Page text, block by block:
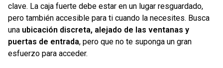
clave. La caja fuerte debe estar en un lugar resguardado,
pero también accesible para ti cuando la necesites. Busca
una ubicación discreta, alejado de las ventanas y
puertas de entrada, pero que no te suponga un gran
esfuerzo para acceder.